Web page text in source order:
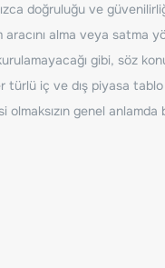
doğruluğu ve
alma veya satma
gibi, söz
türlü iç ve dış piyasa
genel